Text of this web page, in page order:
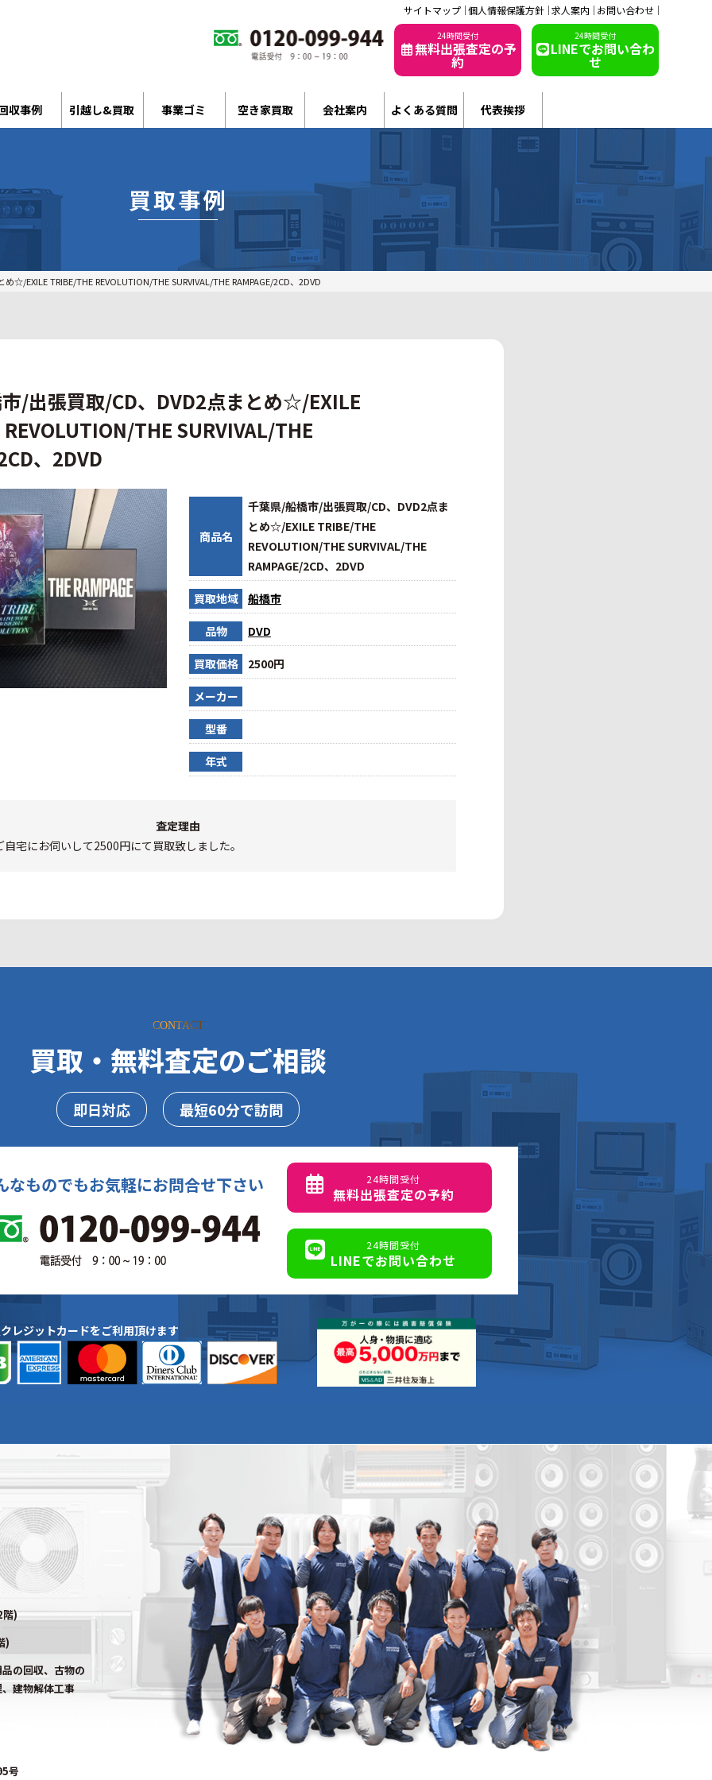
サイトマップ 個人情報保護方針 求人案内 お問い合わせ
24時間受付
無料出張査定の予
約
24時間受付
LINEでお問い合わ
せ
収事例 引越し&買取 事業ゴミ 空き家買取 会社案内 よくある質問 代表挨拶
買取事例
☆/EXILE TRIBE/THE REVOLUTION/THE SURVIVAL/THE RAMPAGE/2CD、2DVD
/出張買取/CD、DVD2点まとめ☆/EXILE
THE SURVIVAL/THE
、2DVD
商品名
千葉県/船橋市/出張買取/CD、DVD2点ま
とめ☆/EXILE TRIBE/THE
REVOLUTION/THE SURVIVAL/THE
RAMPAGE/2CD、2DVD
買取地域 船橋市
品物 DVD
買取価格 2500円
メーカー
型番
年式
査定理由
宅にお伺いして2500円にて買取致しました。
CONTACT
買取・無料査定のご相談
即日対応 最短60分で訪問
なものでもお気軽にお問合せ下さい 24時間受付
無料出張査定の予約
24時間受付
LINEでお問い合わせ
レジットカードをご利用頂けます
)
)
の回収、古物の
建物解体工事
号